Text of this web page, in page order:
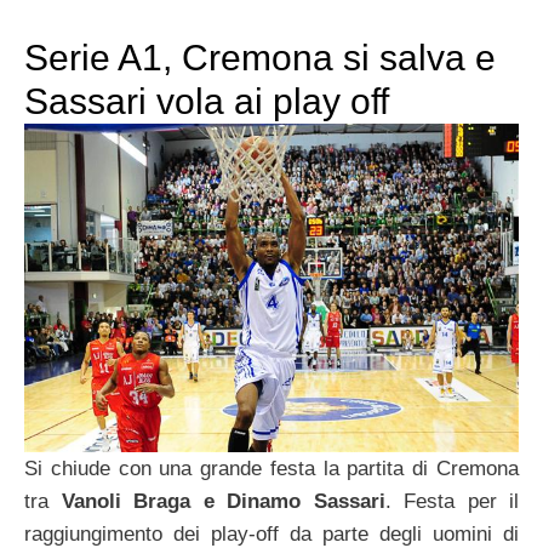
Serie A1, Cremona si salva e
Sassari vola ai play off
Si chiude con una grande festa la partita di Cremona
tra Vanoli Braga e Dinamo Sassari. Festa per il
raggiungimento dei play-off da parte degli uomini di